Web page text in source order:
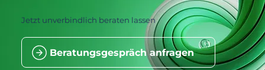
Jetzt unverbindlich beraten lassen
Beratungsgespräch anfragen